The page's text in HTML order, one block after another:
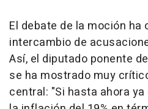
El debate de la moción ha
intercambio de
Así, el diputado ponente
se ha mostrado muy
central: "Si hasta ahora